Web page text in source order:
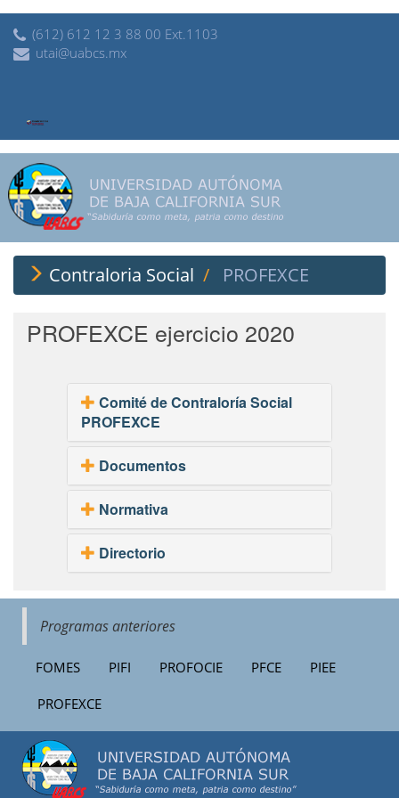
(612) 612 12 3 88 00 Ext.1103
utai@uabcs.mx
Contraloria Social PROFEXCE
PROFEXCE ejercicio 2020
Comité de Contraloría Social
PROFEXCE
Documentos
Normativa
Directorio
Programas anteriores
FOMES PIFI PROFOCIE PFCE PIEE
PROFEXCE